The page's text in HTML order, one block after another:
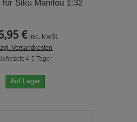
für Siku Manitou 1:32
€ inkl. MwSt.
Versandkosten
4-5 Tage*
Auf Lager